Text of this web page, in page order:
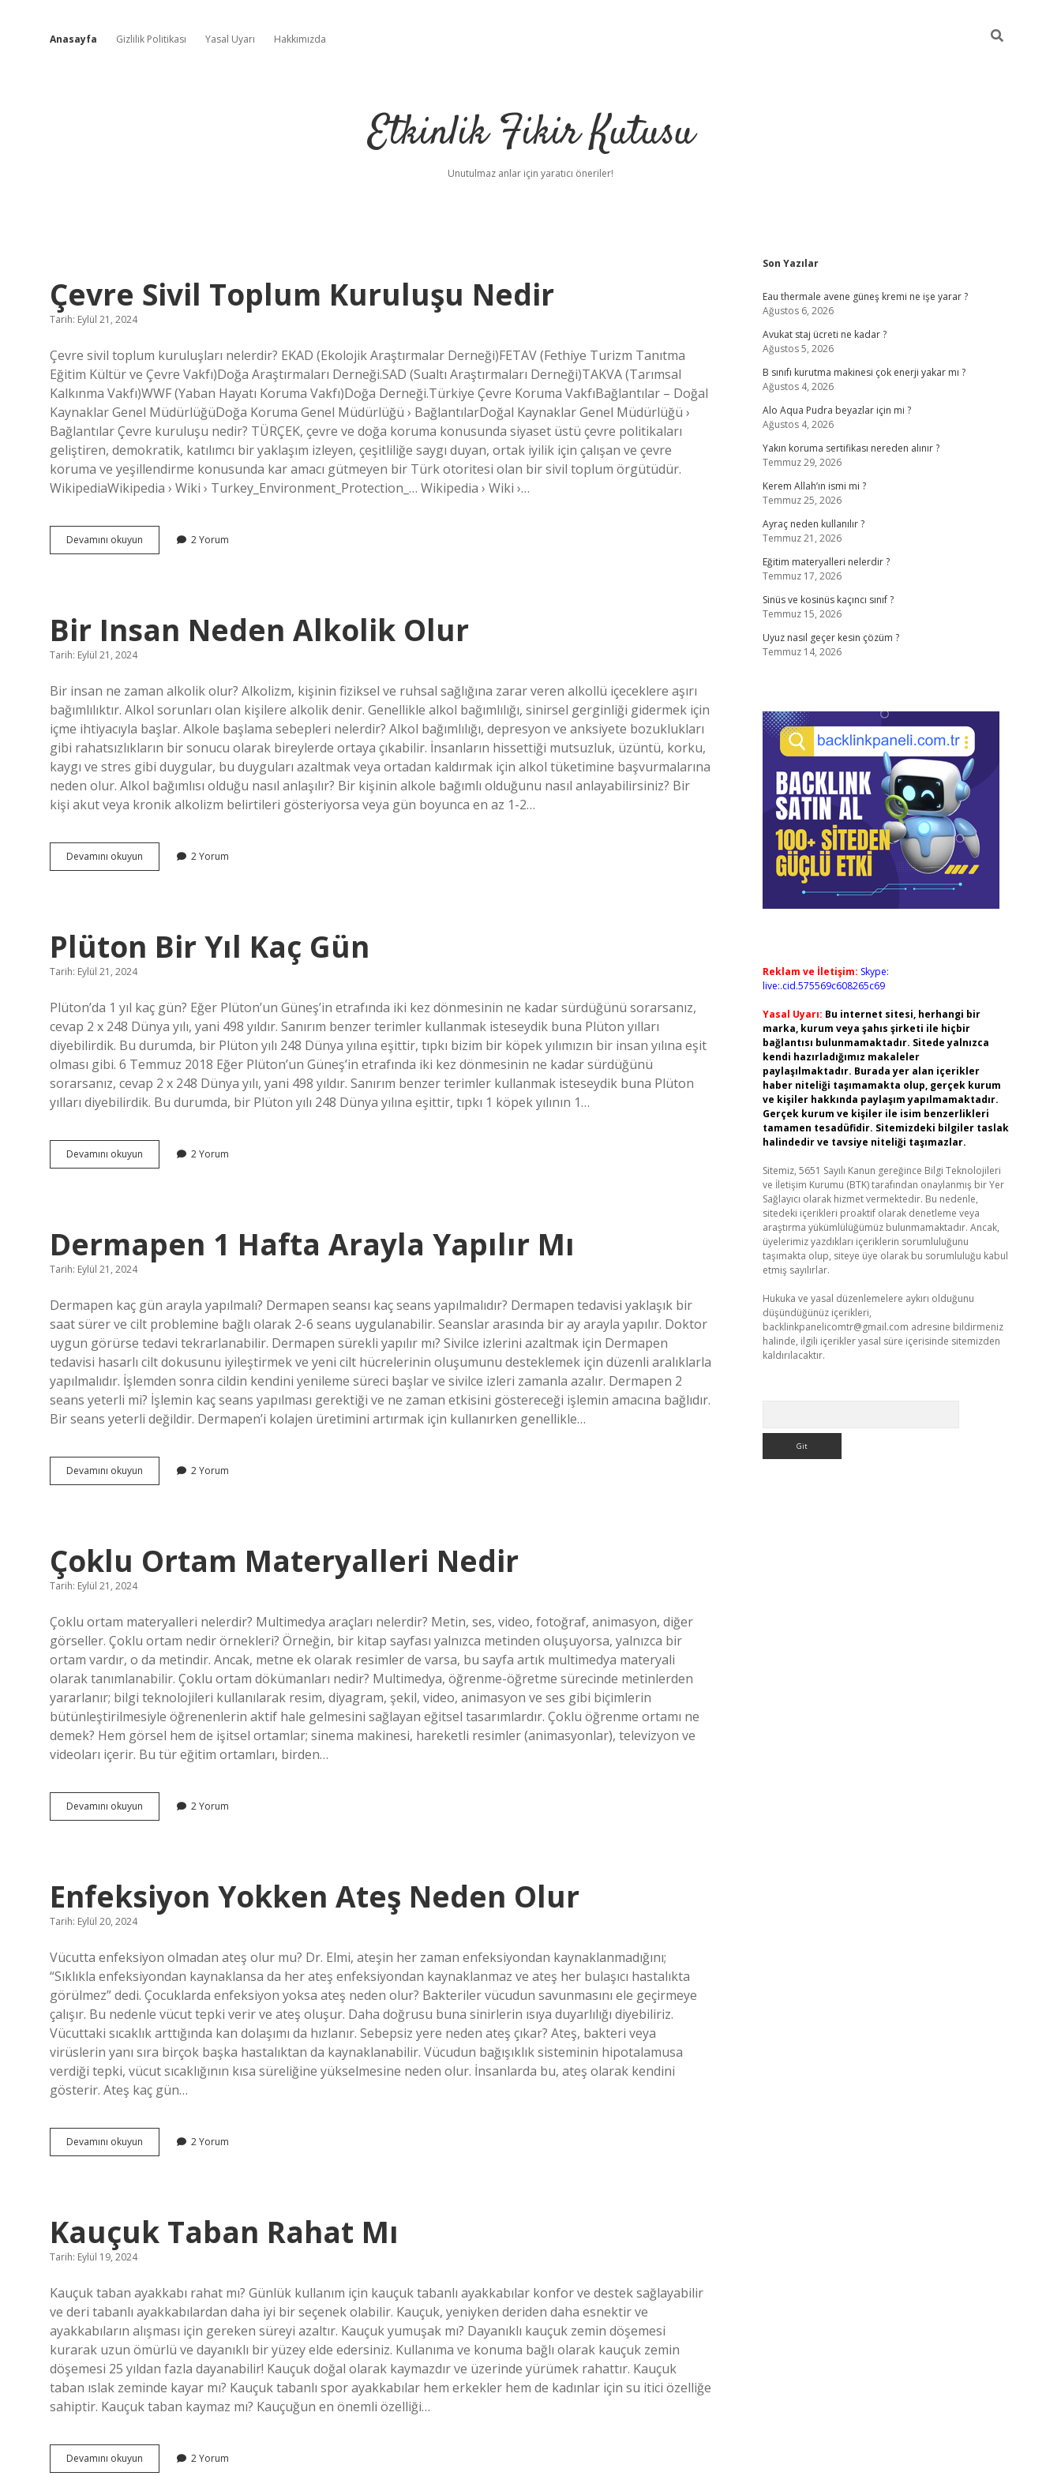
Anasayfa Gizlilik Politikası Yasal Uyarı Hakkımızda
Etkinlik Fikir Kutusu
Unutulmaz anlar için yaratıcı öneriler!
Etkinlik
Fikir
Kutusu
Yazılar
Çevre Sivil Toplum Kuruluşu Nedir
Tarih: Eylül 21, 2024
Çevre sivil toplum kuruluşları nelerdir? EKAD (Ekolojik Araştırmalar Derneği)FETAV (Fethiye Turizm Tanıtma
Eğitim Kültür ve Çevre Vakfı)Doğa Araştırmaları Derneği.SAD (Sualtı Araştırmaları Derneği)TAKVA (Tarımsal
Kalkınma Vakfı)WWF (Yaban Hayatı Koruma Vakfı)Doğa Derneği.Türkiye Çevre Koruma VakfıBağlantılar – Doğal
Kaynaklar Genel MüdürlüğüDoğa Koruma Genel Müdürlüğü › BağlantılarDoğal Kaynaklar Genel Müdürlüğü ›
Bağlantılar Çevre kuruluşu nedir? TÜRÇEK, çevre ve doğa koruma konusunda siyaset üstü çevre politikaları
geliştiren, demokratik, katılımcı bir yaklaşım izleyen, çeşitliliğe saygı duyan, ortak iyilik için çalışan ve çevre
koruma ve yeşillendirme konusunda kar amacı gütmeyen bir Türk otoritesi olan bir sivil toplum örgütüdür.
WikipediaWikipedia › Wiki › Turkey_Environment_Protection_… Wikipedia › Wiki ›…
Devamını okuyun
Sivil
2 Yorum
Bir Insan Neden Alkolik Olur
Tarih: Eylül 21, 2024
Bir insan ne zaman alkolik olur? Alkolizm, kişinin fiziksel ve ruhsal sağlığına zarar veren alkollü içeceklere aşırı
bağımlılıktır. Alkol sorunları olan kişilere alkolik denir. Genellikle alkol bağımlılığı, sinirsel gerginliği gidermek için
içme ihtiyacıyla başlar. Alkole başlama sebepleri nelerdir? Alkol bağımlılığı, depresyon ve anksiyete bozuklukları
gibi rahatsızlıkların bir sonucu olarak bireylerde ortaya çıkabilir. İnsanların hissettiği mutsuzluk, üzüntü, korku,
kaygı ve stres gibi duygular, bu duyguları azaltmak veya ortadan kaldırmak için alkol tüketimine başvurmalarına
neden olur. Alkol bağımlısı olduğu nasıl anlaşılır? Bir kişinin alkole bağımlı olduğunu nasıl anlayabilirsiniz? Bir
kişi akut veya kronik alkolizm belirtileri gösteriyorsa veya gün boyunca en az 1-2…
Devamını okuyun
Insan
2 Yorum
Plüton Bir Yıl Kaç Gün
Tarih: Eylül 21, 2024
Plüton’da 1 yıl kaç gün? Eğer Plüton’un Güneş’in etrafında iki kez dönmesinin ne kadar sürdüğünü sorarsanız,
cevap 2 x 248 Dünya yılı, yani 498 yıldır. Sanırım benzer terimler kullanmak isteseydik buna Plüton yılları
diyebilirdik. Bu durumda, bir Plüton yılı 248 Dünya yılına eşittir, tıpkı bizim bir köpek yılımızın bir insan yılına eşit
olması gibi. 6 Temmuz 2018 Eğer Plüton’un Güneş’in etrafında iki kez dönmesinin ne kadar sürdüğünü
sorarsanız, cevap 2 x 248 Dünya yılı, yani 498 yıldır. Sanırım benzer terimler kullanmak isteseydik buna Plüton
yılları diyebilirdik. Bu durumda, bir Plüton yılı 248 Dünya yılına eşittir, tıpkı 1 köpek yılının 1…
Devamını okuyun
Bir
2 Yorum
Dermapen 1 Hafta Arayla Yapılır Mı
Tarih: Eylül 21, 2024
Dermapen kaç gün arayla yapılmalı? Dermapen seansı kaç seans yapılmalıdır? Dermapen tedavisi yaklaşık bir
saat sürer ve cilt problemine bağlı olarak 2-6 seans uygulanabilir. Seanslar arasında bir ay arayla yapılır. Doktor
uygun görürse tedavi tekrarlanabilir. Dermapen sürekli yapılır mı? Sivilce izlerini azaltmak için Dermapen
tedavisi hasarlı cilt dokusunu iyileştirmek ve yeni cilt hücrelerinin oluşumunu desteklemek için düzenli aralıklarla
yapılmalıdır. İşlemden sonra cildin kendini yenileme süreci başlar ve sivilce izleri zamanla azalır. Dermapen 2
seans yeterli mi? İşlemin kaç seans yapılması gerektiği ve ne zaman etkisini göstereceği işlemin amacına bağlıdır.
Bir seans yeterli değildir. Dermapen’i kolajen üretimini artırmak için kullanırken genellikle…
Devamını okuyun Dermapen
1
2 Yorum
Çoklu Ortam Materyalleri Nedir
Tarih: Eylül 21, 2024
Çoklu ortam materyalleri nelerdir? Multimedya araçları nelerdir? Metin, ses, video, fotoğraf, animasyon, diğer
görseller. Çoklu ortam nedir örnekleri? Örneğin, bir kitap sayfası yalnızca metinden oluşuyorsa, yalnızca bir
ortam vardır, o da metindir. Ancak, metne ek olarak resimler de varsa, bu sayfa artık multimedya materyali
olarak tanımlanabilir. Çoklu ortam dökümanları nedir? Multimedya, öğrenme-öğretme sürecinde metinlerden
yararlanır; bilgi teknolojileri kullanılarak resim, diyagram, şekil, video, animasyon ve ses gibi biçimlerin
bütünleştirilmesiyle öğrenenlerin aktif hale gelmesini sağlayan eğitsel tasarımlardır. Çoklu öğrenme ortamı ne
demek? Hem görsel hem de işitsel ortamlar; sinema makinesi, hareketli resimler (animasyonlar), televizyon ve
videoları içerir. Bu tür eğitim ortamları, birden…
Devamını okuyun
Ortam
2 Yorum
Enfeksiyon Yokken Ateş Neden Olur
Tarih: Eylül 20, 2024
Vücutta enfeksiyon olmadan ateş olur mu? Dr. Elmi, ateşin her zaman enfeksiyondan kaynaklanmadığını;
“Sıklıkla enfeksiyondan kaynaklansa da her ateş enfeksiyondan kaynaklanmaz ve ateş her bulaşıcı hastalıkta
görülmez” dedi. Çocuklarda enfeksiyon yoksa ateş neden olur? Bakteriler vücudun savunmasını ele geçirmeye
çalışır. Bu nedenle vücut tepki verir ve ateş oluşur. Daha doğrusu buna sinirlerin ısıya duyarlılığı diyebiliriz.
Vücuttaki sıcaklık arttığında kan dolaşımı da hızlanır. Sebepsiz yere neden ateş çıkar? Ateş, bakteri veya
virüslerin yanı sıra birçok başka hastalıktan da kaynaklanabilir. Vücudun bağışıklık sisteminin hipotalamusa
verdiği tepki, vücut sıcaklığının kısa süreliğine yükselmesine neden olur. İnsanlarda bu, ateş olarak kendini
gösterir. Ateş kaç gün…
Devamını okuyun Enfeksiyon
Yokken
2 Yorum
Kauçuk Taban Rahat Mı
Tarih: Eylül 19, 2024
Kauçuk taban ayakkabı rahat mı? Günlük kullanım için kauçuk tabanlı ayakkabılar konfor ve destek sağlayabilir
ve deri tabanlı ayakkabılardan daha iyi bir seçenek olabilir. Kauçuk, yeniyken deriden daha esnektir ve
ayakkabıların alışması için gereken süreyi azaltır. Kauçuk yumuşak mı? Dayanıklı kauçuk zemin döşemesi
kurarak uzun ömürlü ve dayanıklı bir yüzey elde edersiniz. Kullanıma ve konuma bağlı olarak kauçuk zemin
döşemesi 25 yıldan fazla dayanabilir! Kauçuk doğal olarak kaymazdır ve üzerinde yürümek rahattır. Kauçuk
taban ıslak zeminde kayar mı? Kauçuk tabanlı spor ayakkabılar hem erkekler hem de kadınlar için su itici özelliğe
sahiptir. Kauçuk taban kaymaz mı? Kauçuğun en önemli özelliği…
Devamını okuyun
Taban
2 Yorum
Sidebar
Son Yazılar
Eau thermale avene güneş kremi ne işe yarar ?
Ağustos 6, 2026
Avukat staj ücreti ne kadar ?
Ağustos 5, 2026
B sınıfı kurutma makinesi çok enerji yakar mı ?
Ağustos 4, 2026
Alo Aqua Pudra beyazlar için mi ?
Ağustos 4, 2026
Yakın koruma sertifikası nereden alınır ?
Temmuz 29, 2026
Kerem Allah’ın ismi mi ?
Temmuz 25, 2026
Ayraç neden kullanılır ?
Temmuz 21, 2026
Eğitim materyalleri nelerdir ?
Temmuz 17, 2026
Sinüs ve kosinüs kaçıncı sınıf ?
Temmuz 15, 2026
Uyuz nasıl geçer kesin çözüm ?
Temmuz 14, 2026
Reklam ve İletişim: Skype:
live:.cid.575569c608265c69
Yasal Uyarı: Bu internet sitesi, herhangi bir
marka, kurum veya şahıs şirketi ile hiçbir
bağlantısı bulunmamaktadır. Sitede yalnızca
kendi hazırladığımız makaleler
paylaşılmaktadır. Burada yer alan içerikler
haber niteliği taşımamakta olup, gerçek kurum
ve kişiler hakkında paylaşım yapılmamaktadır.
Gerçek kurum ve kişiler ile isim benzerlikleri
tamamen tesadüfidir. Sitemizdeki bilgiler taslak
halindedir ve tavsiye niteliği taşımazlar.
Sitemiz, 5651 Sayılı Kanun gereğince Bilgi Teknolojileri
ve İletişim Kurumu (BTK) tarafından onaylanmış bir Yer
Sağlayıcı olarak hizmet vermektedir. Bu nedenle,
sitedeki içerikleri proaktif olarak denetleme veya
araştırma yükümlülüğümüz bulunmamaktadır. Ancak,
üyelerimiz yazdıkları içeriklerin sorumluluğunu
taşımakta olup, siteye üye olarak bu sorumluluğu kabul
etmiş sayılırlar.
Hukuka ve yasal düzenlemelere aykırı olduğunu
düşündüğünüz içerikleri,
backlinkpanelicomtr@gmail.com adresine bildirmeniz
halinde, ilgili içerikler yasal süre içerisinde sitemizden
kaldırılacaktır.